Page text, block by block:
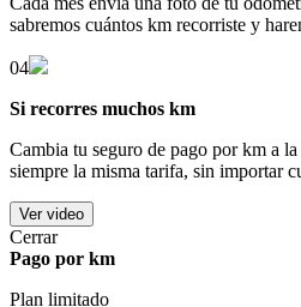
sabremos cuántos km recorriste y
04
Si recorres muchos km
Cambia tu seguro de pago por km a
siempre la misma tarifa, sin importar
Ver video
Cerrar
Pago por km
Plan limitado